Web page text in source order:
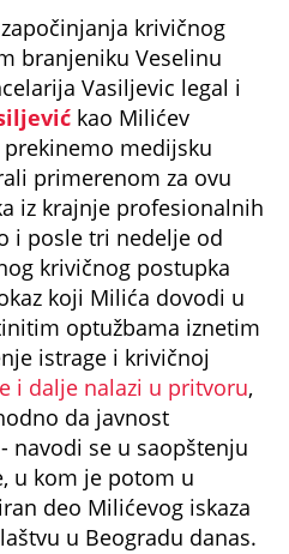
krivičnog
branjeniku Veselinu
Vasiljevic legal i
kao Milićev
medijsku
primerenom za ovu
iz krajnje profesionalnih
i posle tri nedelje od
krivičnog postupka
koji Milića dovodi u
optužbama iznetim
istrage i krivičnoj
i dalje nalazi u pritvoru,
da javnost
navodi se u saopštenju
u kom je potom u
deo Milićevog iskaza
u Beogradu danas.